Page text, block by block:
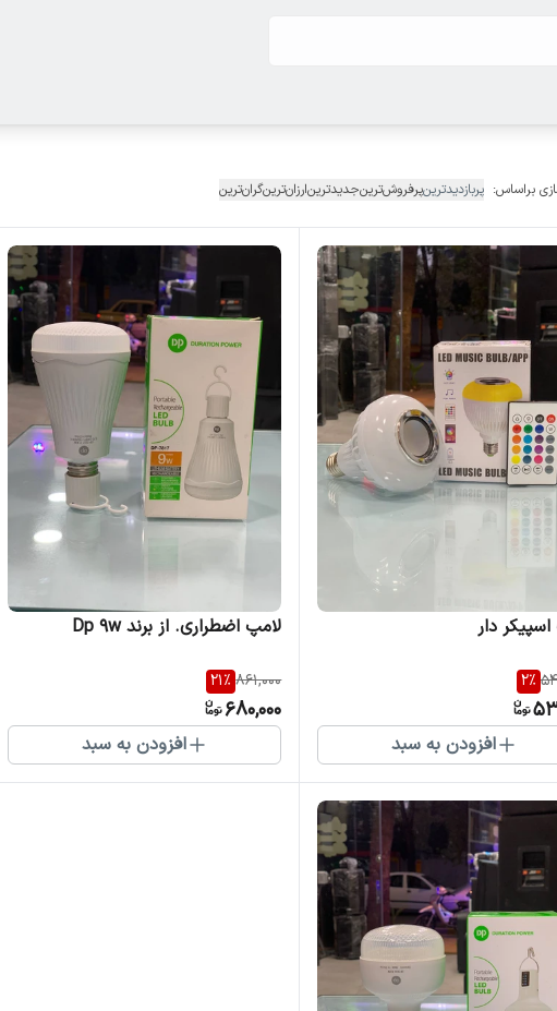
براساس: پربازدیدترینپرفروش‌ترینجدیدترینارزان‌ترینگران‌ترین
دار
2%
افزودن به سبد
لامپ اضطراری. از برند Dp 9w
861,000
21%
680,000
افزودن به سبد